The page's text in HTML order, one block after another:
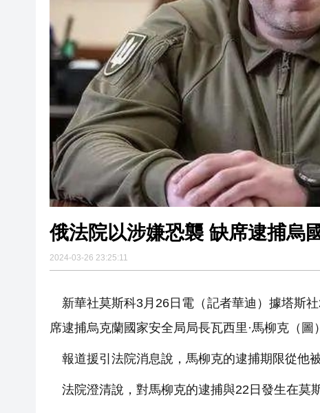
俄法院以涉嫌恐襲 缺席逮捕烏
2024-03-26 23:25:11
新華社莫斯科3月26日電（記者華迪）據塔斯
席逮捕烏克蘭國家安全局局長瓦西里·馬柳克（圖
報道援引法院消息說，馬柳克的逮捕期限從他
法院澄清說，對馬柳克的逮捕與22日發生在莫